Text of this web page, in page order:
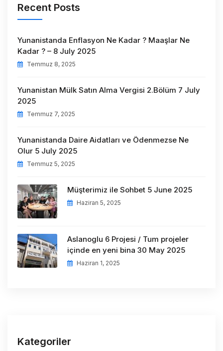
Recent Posts
Yunanistanda Enflasyon Ne Kadar ? Maaşlar Ne
Kadar ? – 8 July 2025
Temmuz 8, 2025
Yunanistan Mülk Satın Alma Vergisi 2.Bölüm 7 July
2025
Temmuz 7, 2025
Yunanistanda Daire Aidatları ve Ödenmezse Ne
Olur 5 July 2025
Temmuz 5, 2025
Müşterimiz ile Sohbet 5 June 2025
Haziran 5, 2025
Aslanoglu 6 Projesi / Tum projeler
içinde en yeni bina 30 May 2025
Haziran 1, 2025
Kategoriler